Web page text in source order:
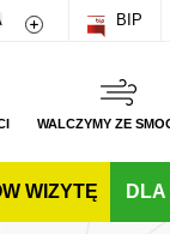
rozmiar czcionki
Zwiększ rozmiar
BIP
WALCZYMY ZE
WIZYTĘ